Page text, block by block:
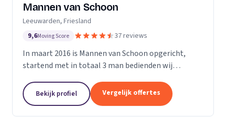
Mannen van Schoon
Leeuwarden, Friesland
9,6Moving Score 37 reviews
In maart 2016 is Mannen van Schoon opgericht,
startend met in totaal 3 man bedienden wij
specialistische schoonmaak groeide Mannen van
Schoon al snel uit...
Bekijk profiel Vergelijk offertes